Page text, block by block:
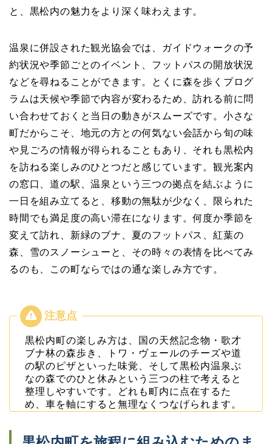
と、黒松内の魅力をより深く味わえます。
温泉に併設された観光協会では、ガイドウォークの予
約状況や季節ごとのイベント、フットパスの開放状況
などを尋ねることができます。とくに森を歩くプログ
ラムは天候や季節で内容が変わるため、訪れる前に問
い合わせておくと当日の動きがスムーズです。小さな
町だからこそ、地元の方との何気ない会話から旬の味
や見ごろの情報が得られることもあり、それも黒松内
を訪ねる楽しみのひとつだと感じています。観光案内
の窓口、道の駅、温泉という三つの拠点を結ぶように
一日を組み立てると、移動の無駄が少なく、限られた
時間でも満足度の高い滞在になります。何度か季節を
変えて訪れ、新緑のブナ、夏のフットパス、紅葉の
森、雪のスノーシューと、その時々の表情を比べてみ
るのも、この町ならではの通な楽しみ方です。
黒松内町の楽しみ方は、国の天然記念物・歌才
ブナ林の森歩き、トワ・ヴェールのチーズや道
の駅のピザといった味覚、そして黒松内温泉ぶ
なの森でのひと休みという三つの柱で考えると
整理しやすいです。どれも町内に点在するた
め、車を軸にすると無理なくつなげられます。